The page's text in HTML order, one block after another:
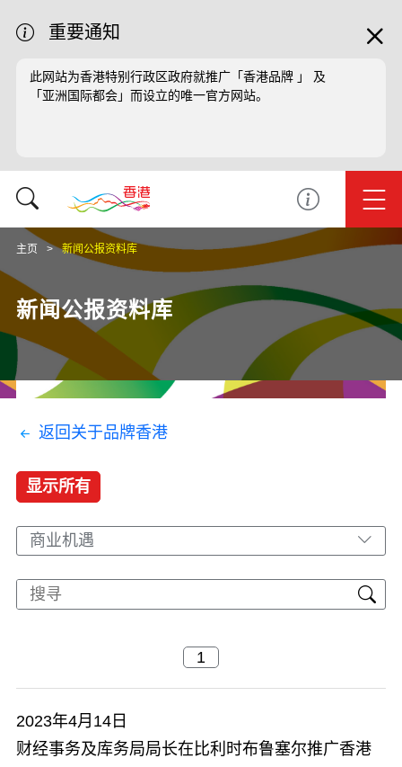
重要通知
此网站为香港特别行政区政府就推广「香港品牌 」 及
「亚洲国际都会」而设立的唯一官方网站。
主页 新闻公报资料库
新闻公报资料库
返回关于品牌香港
显示所有
商业机遇
2023年4月14日
财经事务及库务局局长在比利时布鲁塞尔推广香港